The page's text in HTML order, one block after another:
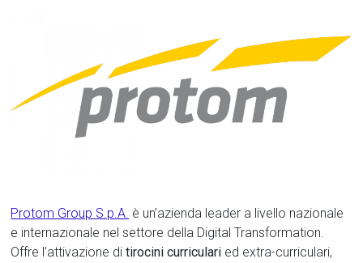
Protom Group S.p.A. è un’azienda leader a livello nazionale
e internazionale nel settore della Digital Transformation.
Offre l’attivazione ditirocini curriculari ed extra-curriculari,